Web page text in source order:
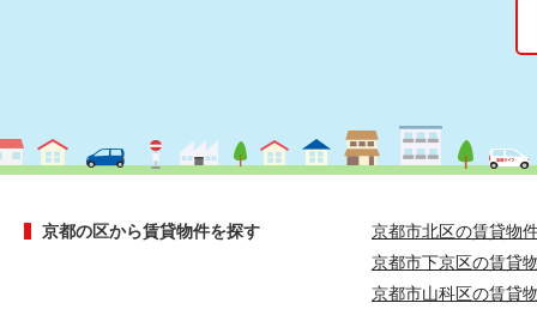
京都の区から賃貸物件を探す
京都市北区の賃貸物
京都市下京区の賃貸
京都市山科区の賃貸